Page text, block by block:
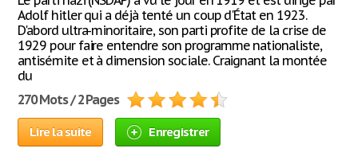
Adolf hitler qui a déjà tenté un coup d'État en 1923.
D'abord ultra-minoritaire, son parti profite de la crise de
1929 pour faire entendre son programme nationaliste,
antisémite et à dimension sociale. Craignant la montée
du
270 Mots / 2 Pages
Lire la suite Enregistrer